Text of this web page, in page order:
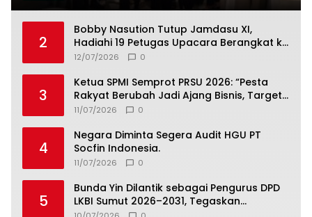
2
Bobby Nasution Tutup Jamdasu XI,
Hadiahi 19 Petugas Upacara Berangkat ke
Jamnas 2026
12/07/2026 0
3
Ketua SPMI Semprot PRSU 2026: “Pesta
Rakyat Berubah Jadi Ajang Bisnis, Target
300 Ribu Pengunjung Tinggal Slogan”
11/07/2026 0
4
Negara Diminta Segera Audit HGU PT
Socfin Indonesia.
11/07/2026 0
5
Bunda Yin Dilantik sebagai Pengurus DPD
LKBI Sumut 2026–2031, Tegaskan